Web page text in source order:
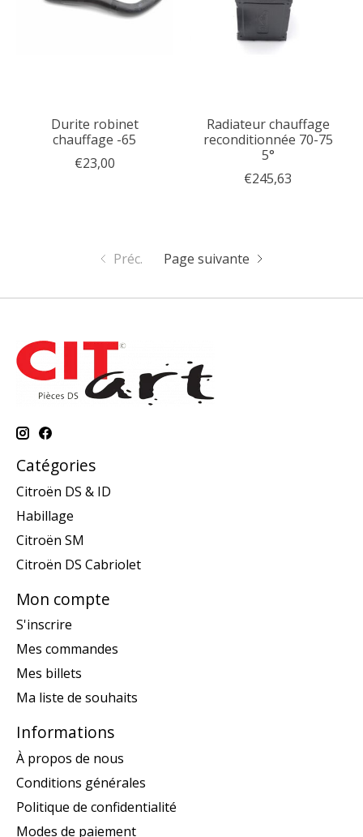
Durite robinet
chauffage -65
€23,00
Radiateur chauffage
reconditionnée 70-75
5°
€245,63
Préc. Page suivante
Catégories
Citroën DS & ID
Habillage
Citroën SM
Citroën DS Cabriolet
Mon compte
S'inscrire
Mes commandes
Mes billets
Ma liste de souhaits
Informations
À propos de nous
Conditions générales
Politique de confidentialité
Modes de paiement